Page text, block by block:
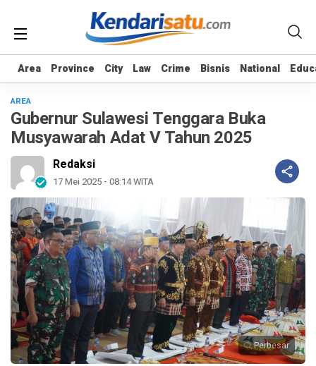
Area Province City Law Crime Bisnis National
Area Province City Law Crime Bisnis National
AREA
Gubernur Sulawesi Tenggara Buka
Musyawarah Adat V Tahun 2025
Redaksi
17 Mei 2025 - 08:14 WITA
Perbesar